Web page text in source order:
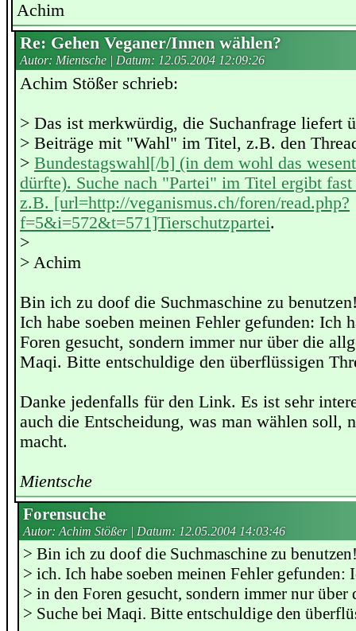
Achim
Re: Gehen Veganer/Innen wählen?
Autor: Mientsche | Datum: 12.05.2004 12:09:26
Achim Stößer schrieb:
> Das ist merkwürdig, die Suchanfrage liefert
> Beiträge mit "Wahl" im Titel, z.B. den
> Bundestagswahl[/b] (in dem wohl das
dürfte). Suche nach "Partei" im Titel ergibt
z.B. [url=http://veganismus.ch/foren/read.php?
f=5&i=572&t=571]Tierschutzpartei.
>
> Achim
Bin ich zu doof die Suchmaschine zu
Ich habe soeben meinen Fehler gefunden: Ich
Foren gesucht, sondern immer nur über die
Maqi. Bitte entschuldige den überflüssigen
Danke jedenfalls für den Link. Es ist sehr
auch die Entscheidung, was man wählen soll,
macht.
Mientsche
Forensuche
Autor: Achim Stößer | Datum: 12.05.2004 14:03:46
> Bin ich zu doof die Suchmaschine zu
> ich. Ich habe soeben meinen Fehler gefunden:
> in den Foren gesucht, sondern immer nur über
> Suche bei Maqi. Bitte entschuldige den